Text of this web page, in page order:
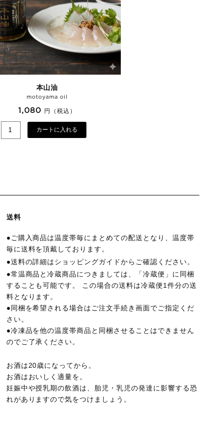
本山油
motoyama oil
1,080 円（税込）
カートに入れる
送料
●ご購入商品は温度帯毎にまとめての配送となり、温度帯
毎に送料を頂戴しております。
●送料の詳細はショッピングガイドからご確認ください。
●常温商品と冷蔵商品につきましては、「冷蔵便」に同梱
することも可能です。 この場合の送料は冷蔵便1件分の送
料となります。
●同梱を希望される場合はご注文手続き画面でご指定くだ
さい。
●冷凍品を他の温度帯商品と同梱させることはできません
のでご了承ください。
お酒は20歳になってから。
お酒はおいしく適量を。
妊娠中や授乳期の飲酒は、胎児・乳児の発達に影響する恐
れがありますので気をつけましょう。